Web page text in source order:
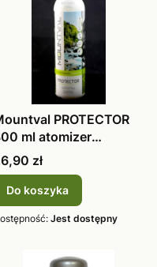
PROTECTOR
ml atomizer
buty
zł
Do koszyka
Jest dostępny